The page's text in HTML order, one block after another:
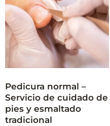
Pedicura normal –
Servicio de cuidado de
pies y esmaltado
tradicional